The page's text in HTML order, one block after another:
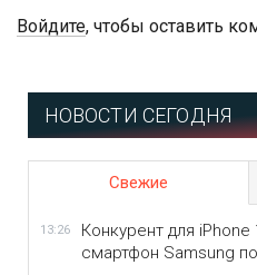
Войдите, чтобы оставить
НОВОСТИ СЕГОДНЯ
Свежие
13:26
Конкурент для
смартфон Samsung